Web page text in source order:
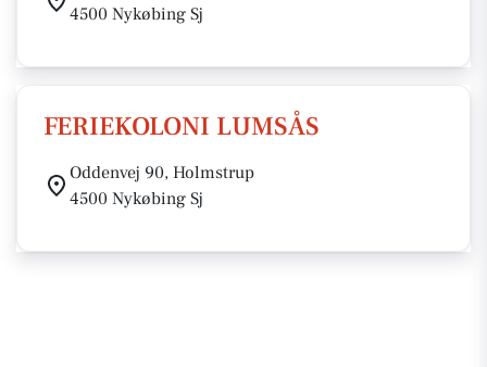
4500 Nykøbing Sj
FERIEKOLONI LUMSÅS
Oddenvej 90, Holmstrup
4500 Nykøbing Sj